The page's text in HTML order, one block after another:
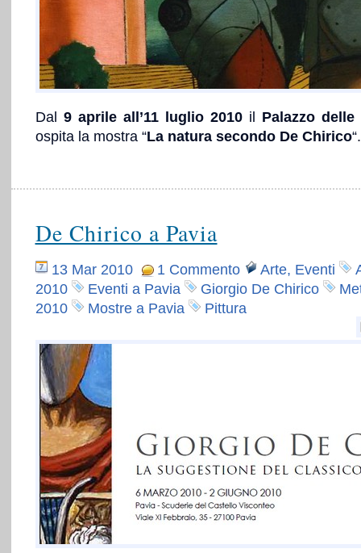
Dal 9 aprile all’11 luglio 2010il Palazzo
ospita la mostra “La natura secondo De Chirico“.
De Chirico a Pavia
13 Mar 2010 1 Commento Arte, Eventi
2010
Eventi a Pavia Giorgio De Chirico
2010
Mostre a Pavia Pittura